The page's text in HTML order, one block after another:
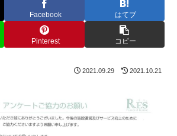
Facebook はてブ
Pinterest コピー
2021.09.29 2021.10.21